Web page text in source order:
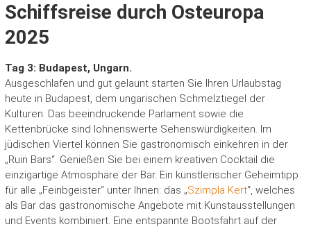
Schiffsreise durch Osteuropa
2025
Tag 3: Budapest, Ungarn.
Ausgeschlafen und gut gelaunt starten Sie Ihren Urlaubstag
heute in Budapest, dem ungarischen Schmelztiegel der
Kulturen. Das beeindruckende Parlament sowie die
Kettenbrücke sind lohnenswerte Sehenswürdigkeiten. Im
jüdischen Viertel können Sie gastronomisch einkehren in der
„Ruin Bars“. Genießen Sie bei einem kreativen Cocktail die
einzigartige Atmosphäre der Bar. Ein künstlerischer Geheimtipp
für alle „Feinbgeister“ unter Ihnen: das „Szimpla Kert“, welches
als Bar das gastronomische Angebote mit Kunstausstellungen
und Events kombiniert. Eine entspannte Bootsfahrt auf der